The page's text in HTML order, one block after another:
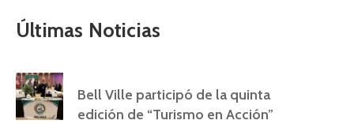
Últimas Noticias
Bell Ville participó de la quinta
edición de “Turismo en Acción”